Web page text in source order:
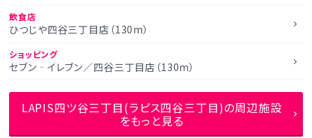
飲食店
ひつじや四谷三丁目店（130m）
ショッピング
セブン‐イレブン／四谷三丁目店（130m）
LAPIS四ツ谷三丁目(ラピス四谷三丁目)の周辺施設
をもっと見る